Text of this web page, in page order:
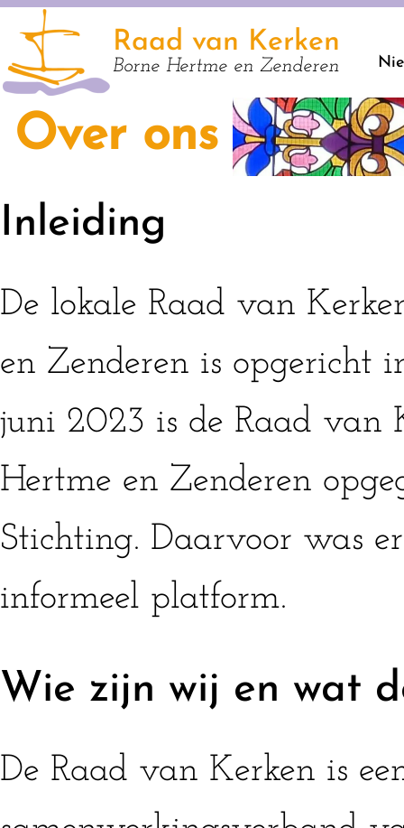
Raad van Kerken
Borne Hertme en Zenderen
Over ons
Inleiding
De lokale Raad van
en Zenderen is opgericht
juni 2023 is de Raad van
Hertme en Zenderen
Stichting. Daarvoor was
informeel platform.
Wie zijn wij en wat
De Raad van Kerken is